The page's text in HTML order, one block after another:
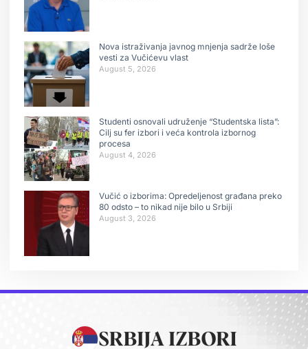
Nova istraživanja javnog mnjenja sadrže loše
vesti za Vučićevu vlast
August 5, 2026
Studenti osnovali udruženje “Studentska lista”:
Cilj su fer izbori i veća kontrola izbornog
procesa
August 4, 2026
Vučić o izborima: Opredeljenost građana preko
80 odsto – to nikad nije bilo u Srbiji
August 3, 2026